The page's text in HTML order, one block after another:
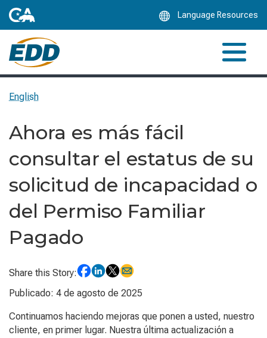
Language Resources
English
Ahora es más fácil
consultar el estatus de su
solicitud de incapacidad o
del Permiso Familiar
Pagado
Share this Story:
Publicado: 4 de agosto de 2025
Continuamos haciendo mejoras que ponen a usted, nuestro
cliente, en primer lugar. Nuestra última actualización a